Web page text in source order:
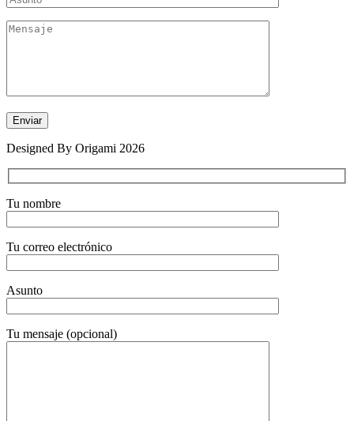
Designed By Origami 2026
Tu nombre
Tu correo electrónico
Asunto
Tu mensaje (opcional)